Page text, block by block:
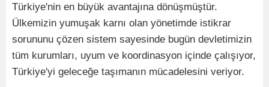
Türkiye'nin en büyük avantajına dönüşmüştür.
Ülkemizin yumuşak karnı olan yönetimde istikrar
sorununu çözen sistem sayesinde bugün devletimizin
tüm kurumları, uyum ve koordinasyon içinde çalışıyor,
Türkiye'yi geleceğe taşımanın mücadelesini veriyor.